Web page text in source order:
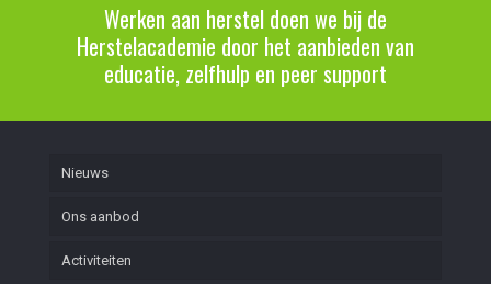
Werken aan herstel doen we bij de
Herstelacademie door het aanbieden van
educatie, zelfhulp en peer support
Nieuws
Ons aanbod
Activiteiten